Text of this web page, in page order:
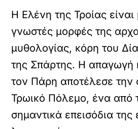
Η Ελένη της Τροίας είναι
γνωστές μορφές της
μυθολογίας, κόρη του
της Σπάρτης. Η απαγωγή
τον Πάρη αποτέλεσε την
Τρωικό Πόλεμο, ένα από
σημαντικά επεισόδια της